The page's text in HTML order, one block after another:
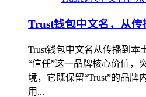
Trust钱包中文名，从
Trust钱包中文名从传播到本
“信任”这一品牌核心价值，
境，它既保留“Trust”的品牌
用...